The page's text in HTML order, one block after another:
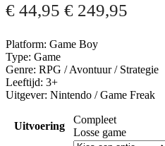
€ 44,95 € 249,95
Platform: Game Boy
Type: Game
Genre: RPG / Avontuur / Strategie
Leeftijd: 3+
Uitgever: Nintendo / Game Freak
Uitvoering
Compleet
Losse game